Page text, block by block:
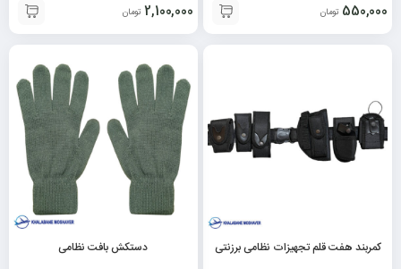
550,000 تومان 2,100,000 تومان
کمربند هفت قلم تجهیزات نظامی برزنتی دستکش بافت نظامی